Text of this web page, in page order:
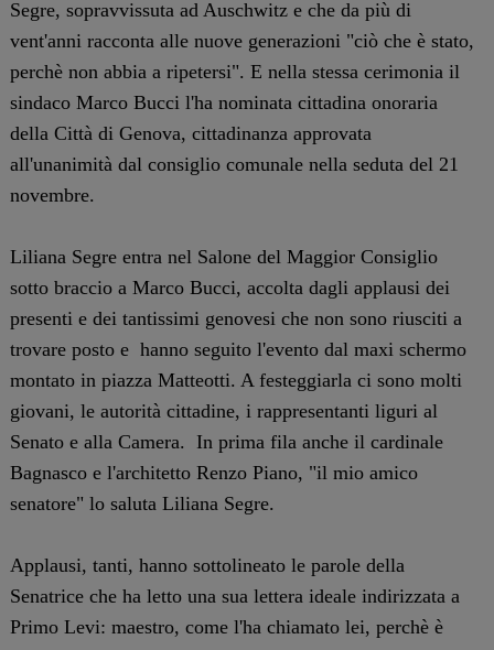
Segre, sopravvissuta ad Auschwitz e che da più di
vent'anni racconta alle nuove generazioni "ciò che è stato,
perchè non abbia a ripetersi". E nella stessa cerimonia il
sindaco Marco Bucci l'ha nominata cittadina onoraria
della Città di Genova, cittadinanza approvata
all'unanimità dal consiglio comunale nella seduta del 21
novembre.
Liliana Segre entra nel Salone del Maggior Consiglio
sotto braccio a Marco Bucci, accolta dagli applausi dei
presenti e dei tantissimi genovesi che non sono riusciti a
trovare posto e hanno seguito l'evento dal maxi schermo
montato in piazza Matteotti. A festeggiarla ci sono molti
giovani, le autorità cittadine, i rappresentanti liguri al
Senato e alla Camera. In prima fila anche il cardinale
Bagnasco e l'architetto Renzo Piano, "il mio amico
senatore" lo saluta Liliana Segre.
Applausi, tanti, hanno sottolineato le parole della
Senatrice che ha letto una sua lettera ideale indirizzata a
Primo Levi: maestro, come l'ha chiamato lei, perchè è